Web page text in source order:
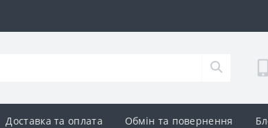
Доставка та оплата Обмін та повернення